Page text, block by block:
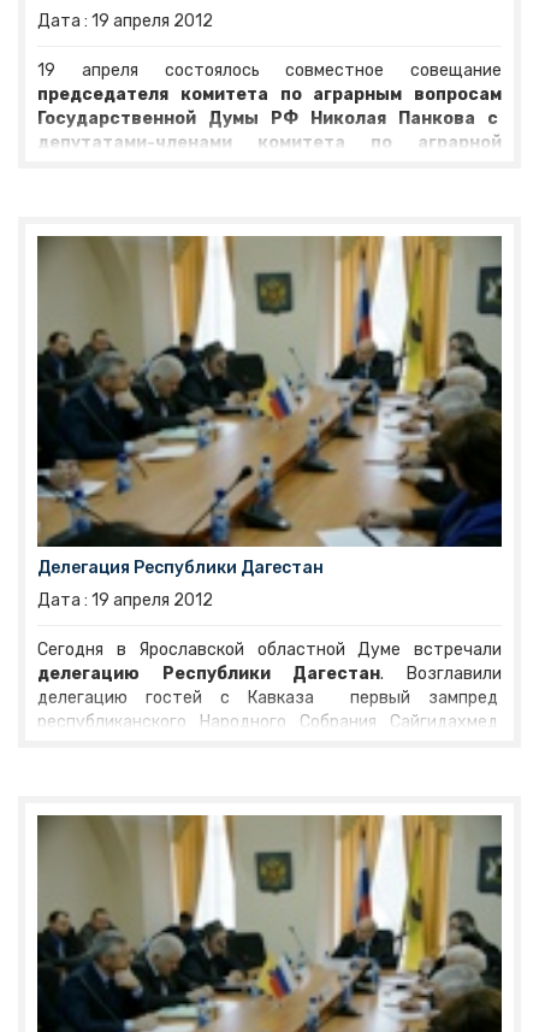
Дата : 19 апреля 2012
19 апреля состоялось совместное совещание
председателя комитета по аграрным вопросам
Государственной Думы РФ Николая Панкова с
депутатами-членами комитета по аграрной
практике идет реализация федеральных законов, какие
предложения и наработки есть у региональных
законотворцев, тех, кто ближе знаком с проблемами
работников сельского хозяйства.
Делегация Республики Дагестан
Дата : 19 апреля 2012
Сегодня в Ярославской областной Думе встречали
делегацию Республики Дагестан. Возглавили
делегацию гостей с Кавказа первый зампред
республиканского Народного Собрания Сайгидахмед
нужно. А нужна нам – дружба народов, - подчеркнул,
приветствуя гостей Виктор Рогоцкий . – Мы следим за
положением дел в вашей республике и сопереживаем. У
вас много проблем, связанных с вылазками
террористов. Но я уверен, благодаря нашим общим
усилиям мир и спокойствие придут на российскую
землю».